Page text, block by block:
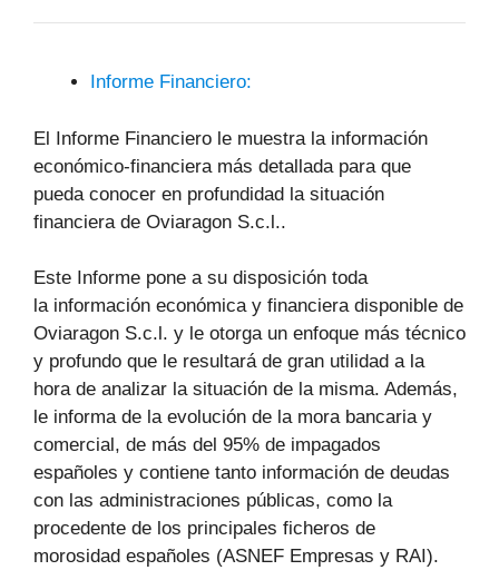
Informe Financiero:
El Informe Financiero le muestra la información
económico-financiera más detallada para que
pueda conocer en profundidad la situación
financiera de Oviaragon S.c.l..
Este Informe pone a su disposición toda
la información económica y financiera disponible de
Oviaragon S.c.l. y le otorga un enfoque más técnico
y profundo que le resultará de gran utilidad a la
hora de analizar la situación de la misma. Además,
le informa de la evolución de la mora bancaria y
comercial, de más del 95% de impagados
españoles y contiene tanto información de deudas
con las administraciones públicas, como la
procedente de los principales ficheros de
morosidad españoles (ASNEF Empresas y RAI).